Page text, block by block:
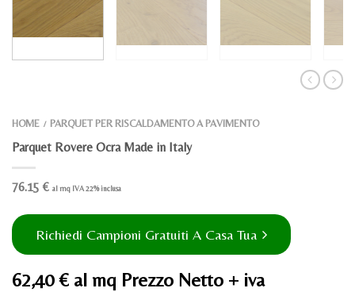
HOME / PARQUET PER RISCALDAMENTO A PAVIMENTO
Parquet Rovere Ocra Made in Italy
76.15 € al mq IVA 22% inclusa
Richiedi Campioni Gratuiti A Casa Tua
62,40 € al mq Prezzo Netto + iva